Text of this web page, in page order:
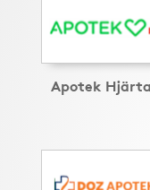
Apotek